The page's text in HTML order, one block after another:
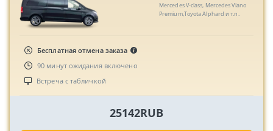
Mercedes V-class, Mercedes Viano
Premium,Toyota Alphard и т.п.
Бесплатная отмена заказа
90 минут ожидания включено
Встреча с табличкой
25142RUB